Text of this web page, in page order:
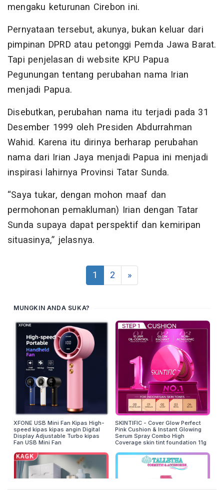
mengaku keturunan Cirebon ini.
Pernyataan tersebut, akunya, bukan keluar dari
pimpinan DPRD atau petonggi Pemda Jawa Barat.
Tapi penjelasan di website KPU Papua
Pegunungan tentang perubahan nama Irian
menjadi Papua.
Disebutkan, perubahan nama itu terjadi pada 31
Desember 1999 oleh Presiden Abdurrahman
Wahid. Karena itu dirinya berharap perubahan
nama dari Irian Jaya menjadi Papua ini menjadi
inspirasi lahirnya Provinsi Tatar Sunda.
“Saya tukar, dengan mohon maaf dan
permohonan pemakluman) Irian dengan Tatar
Sunda supaya dapat perspektif dan kemiripan
situasinya,” jelasnya.
1 2 »